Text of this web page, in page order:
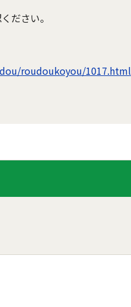
ださい。
roudoukoyou/1017.html